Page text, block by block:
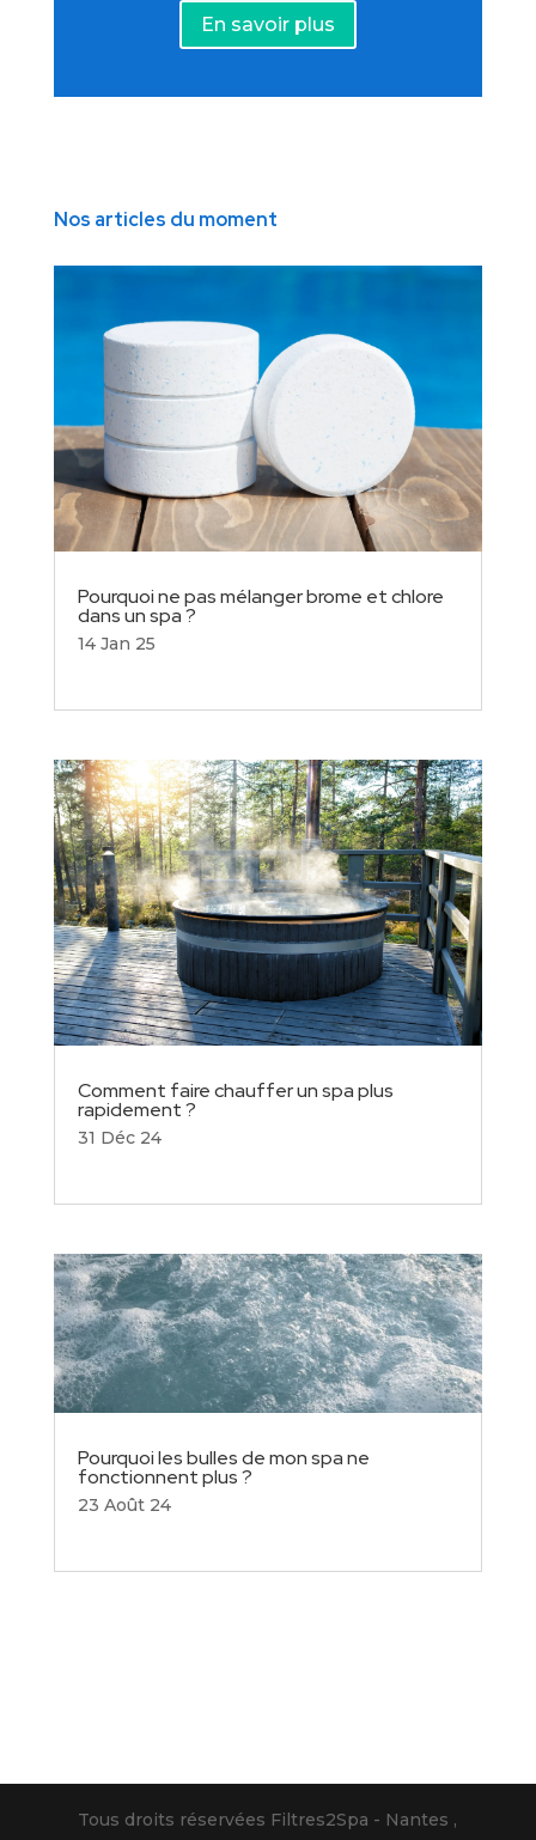
En savoir plus
Nos articles du moment
Pourquoi ne pas mélanger brome et chlore
dans un spa ?
14 Jan 25
Comment faire chauffer un spa plus
rapidement ?
31 Déc 24
Pourquoi les bulles de mon spa ne
fonctionnent plus ?
23 Août 24
Tous droits réservées Filtres2Spa - Nantes ,